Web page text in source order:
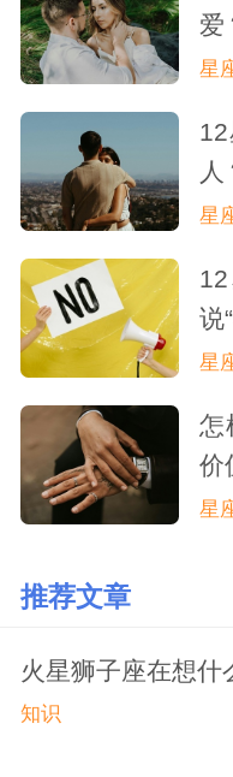
爱
星
人
星
说
星
怎
价
星
推荐文章
火星狮子座在想什
知识